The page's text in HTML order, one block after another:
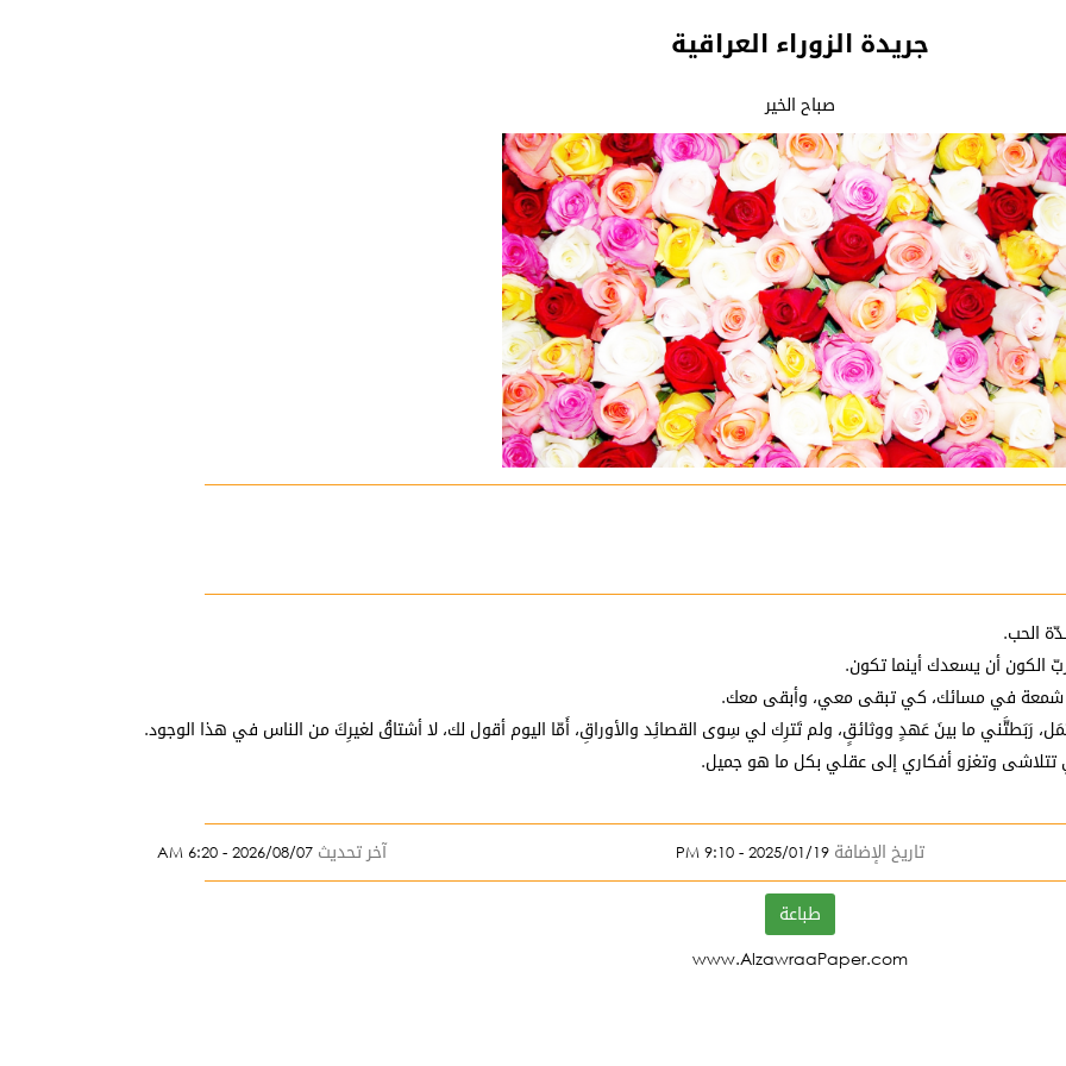
جريدة الزوراء العراقية
صباح الخير
الحب.
الكون أن يسعدك أينما تكون.
في مسائك، كي تبقى معي، وأبقى معك.
رَبَطتَّني ما بينَ عَهدٍ ووثائقٍ، ولم تَترِك لي سِوى القصائِد والأوراقِ، أَمّا اليوم أقول لك، لا أشتاقُ لغيرِكَ من الناس في هذا الوجود.
وتغزو أفكاري إلى عقلي بكل ما هو جميل.
تاريخ الإضافة 2025/01/19 - 9:10 PM آخر تحديث 2026/08/07 - 6:20 AM
طباعة
www.AlzawraaPaper.com